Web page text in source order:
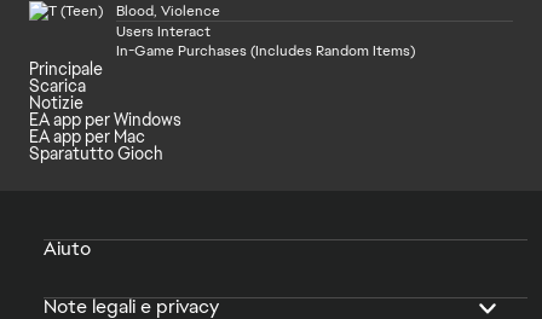
Blood, Violence
Users Interact
In-Game Purchases (Includes Random Items)
Principale
Scarica
Notizie
EA app per Windows
EA app per Mac
Sparatutto Gioch
Aiuto
Note legali e privacy